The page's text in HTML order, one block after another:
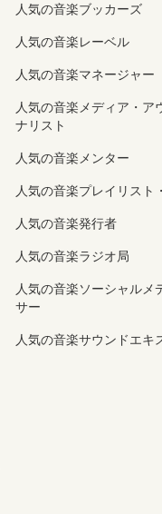
人気の音楽ブッカーズ
人気の音楽レーベル
人気の音楽マネージャー
人気の音楽メディア・ア
ナリスト
人気の音楽メンター
人気の音楽プレイリスト
人気の音楽発行者
人気の音楽ラジオ局
人気の音楽ソーシャルメ
サー
人気の音楽サウンドエキ